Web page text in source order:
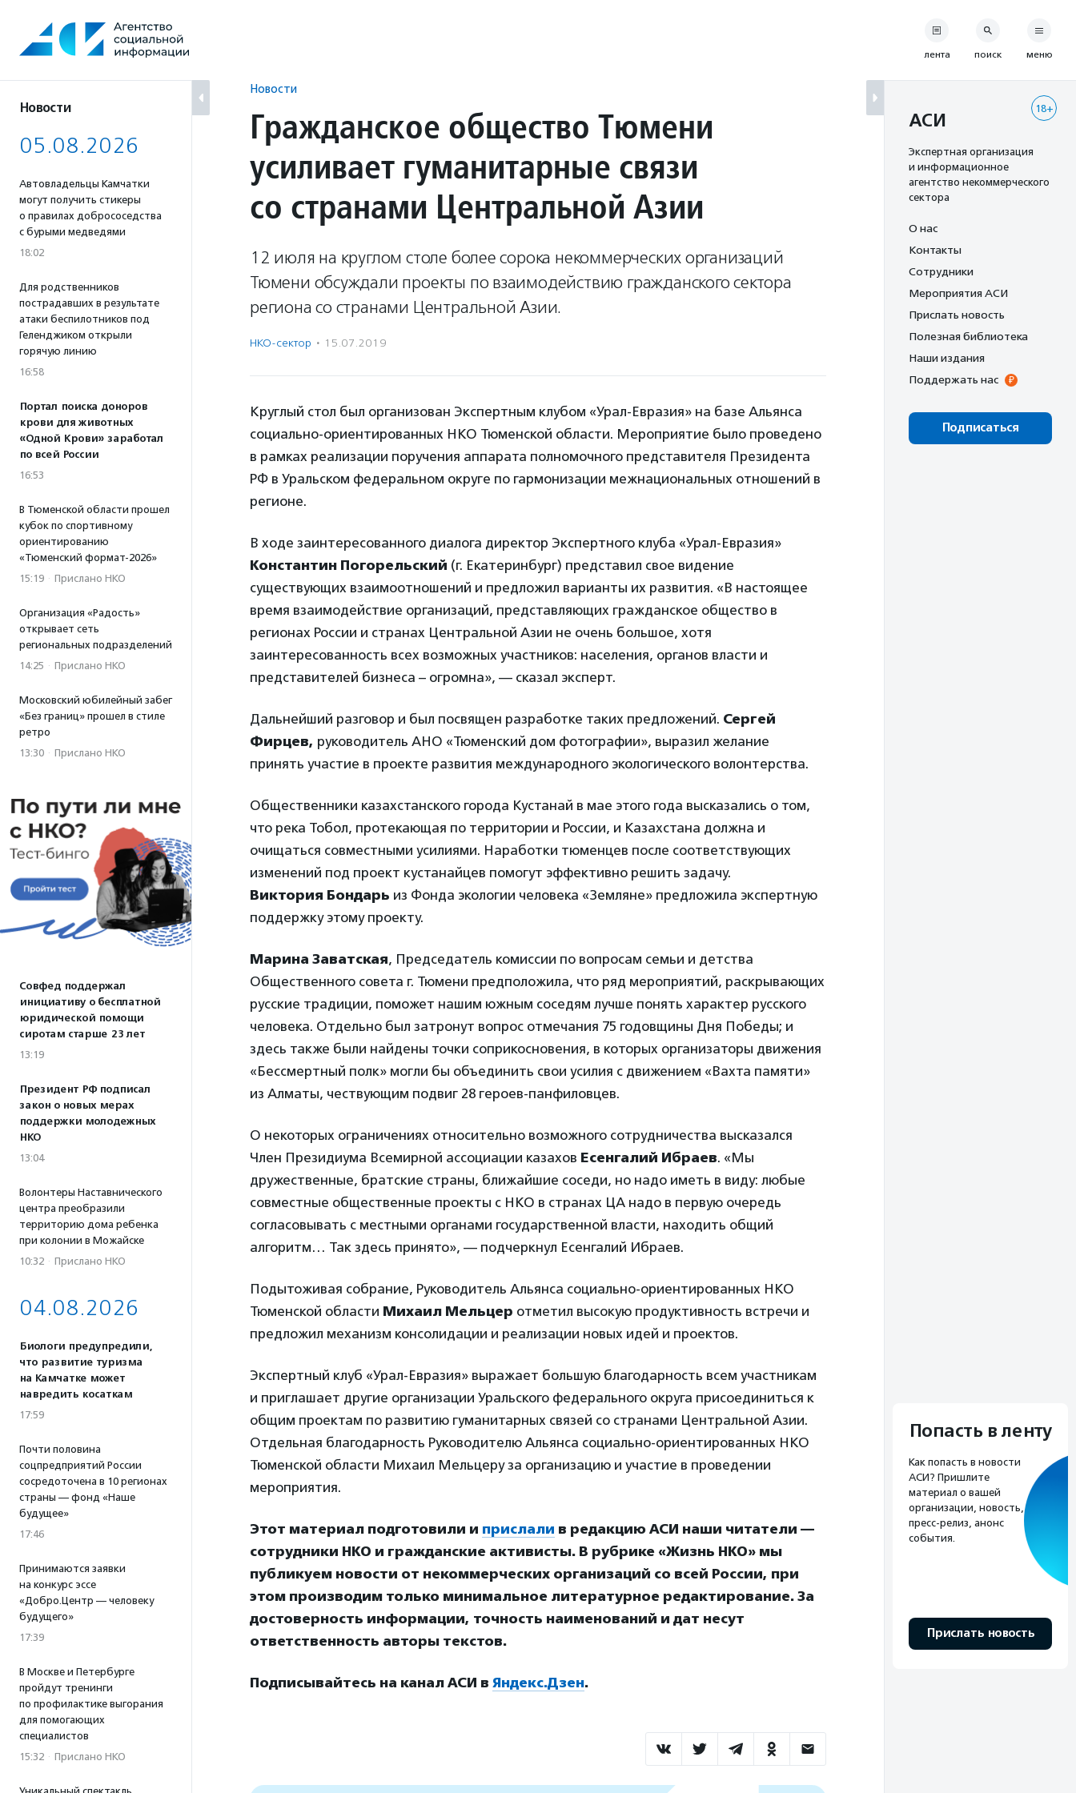
содержанию
Новости
05.08.2026
Автовладельцы Камчатки
могут получить стикеры
о правилах добрососедства
с бурыми медведями
18:02
Для родственников
пострадавших в результате
атаки беспилотников под
Геленджиком открыли
горячую линию
16:58
Портал поиска доноров
крови для животных
«Одной Крови» заработал
по всей России
16:53
В Тюменской области прошел
кубок по спортивному
ориентированию
«Тюменский формат-2026»
15:19 · Прислано НКО
Организация «Радость»
открывает сеть
региональных подразделений
14:25 · Прислано НКО
Московский юбилейный забег
«Без границ» прошел в стиле
ретро
13:30 · Прислано НКО
Совфед поддержал
инициативу о бесплатной
юридической помощи
сиротам старше 23 лет
13:19
Президент РФ подписал
закон о новых мерах
поддержки молодежных
НКО
13:04
Волонтеры Наставнического
центра преобразили
территорию дома ребенка
при колонии в Можайске
10:32 · Прислано НКО
04.08.2026
Биологи предупредили,
что развитие туризма
на Камчатке может
навредить косаткам
17:59
Почти половина
соцпредприятий России
сосредоточена в 10 регионах
страны — фонд «Наше
будущее»
17:46
Принимаются заявки
на конкурс эссе
«Добро.Центр — человеку
будущего»
17:39
В Москве и Петербурге
пройдут тренинги
по профилактике выгорания
для помогающих
специалистов
15:32 · Прислано НКО
Новости
Гражданское общество Тюмени
усиливает гуманитарные связи
со странами Центральной Азии
12 июля на круглом столе более сорока некоммерческих организаций
Тюмени обсуждали проекты по взаимодействию гражданского сектора
региона со странами Центральной Азии.
НКО-сектор · 15.07.2019
Круглый стол был организован Экспертным клубом «Урал-Евразия» на базе Альянса
социально-ориентированных НКО Тюменской области. Мероприятие было проведено
в рамках реализации поручения аппарата полномочного представителя Президента
РФ в Уральском федеральном округе по гармонизации межнациональных отношений в
регионе.
В ходе заинтересованного диалога директор Экспертного клуба «Урал-Евразия»
Константин Погорельский (г. Екатеринбург) представил свое видение
существующих взаимоотношений и предложил варианты их развития. «В настоящее
время взаимодействие организаций, представляющих гражданское общество в
регионах России и странах Центральной Азии не очень большое, хотя
заинтересованность всех возможных участников: населения, органов власти и
представителей бизнеса – огромна», — сказал эксперт.
Дальнейший разговор и был посвящен разработке таких предложений. Сергей
Фирцев, руководитель АНО «Тюменский дом фотографии», выразил желание
принять участие в проекте развития международного экологического волонтерства.
Общественники казахстанского города Кустанай в мае этого года высказались о том,
что река Тобол, протекающая по территории и России, и Казахстана должна и
очищаться совместными усилиями. Наработки тюменцев после соответствующих
изменений под проект кустанайцев помогут эффективно решить задачу.
Виктория Бондарь из Фонда экологии человека «Земляне» предложила экспертную
поддержку этому проекту.
Марина Заватская, Председатель комиссии по вопросам семьи и детства
Общественного совета г. Тюмени предположила, что ряд мероприятий, раскрывающих
русские традиции, поможет нашим южным соседям лучше понять характер русского
человека. Отдельно был затронут вопрос отмечания 75 годовщины Дня Победы; и
здесь также были найдены точки соприкосновения, в которых организаторы движения
«Бессмертный полк» могли бы объединить свои усилия с движением «Вахта памяти»
из Алматы, чествующим подвиг 28 героев-панфиловцев.
О некоторых ограничениях относительно возможного сотрудничества высказался
Член Президиума Всемирной ассоциации казахов Есенгалий Ибраев. «Мы
дружественные, братские страны, ближайшие соседи, но надо иметь в виду: любые
совместные общественные проекты с НКО в странах ЦА надо в первую очередь
согласовывать с местными органами государственной власти, находить общий
алгоритм… Так здесь принято», — подчеркнул Есенгалий Ибраев.
Подытоживая собрание, Руководитель Альянса социально-ориентированных НКО
Тюменской области Михаил Мельцер отметил высокую продуктивность встречи и
предложил механизм консолидации и реализации новых идей и проектов.
Экспертный клуб «Урал-Евразия» выражает большую благодарность всем участникам
и приглашает другие организации Уральского федерального округа присоединиться к
общим проектам по развитию гуманитарных связей со странами Центральной Азии.
Отдельная благодарность Руководителю Альянса социально-ориентированных НКО
Тюменской области Михаил Мельцеру за организацию и участие в проведении
мероприятия.
Этот материал подготовили и прислали в редакцию АСИ наши читатели —
сотрудники НКО и гражданские активисты. В рубрике «Жизнь НКО» мы
публикуем новости от некоммерческих организаций со всей России, при
этом производим только минимальное литературное редактирование. За
достоверность информации, точность наименований и дат несут
ответственность авторы текстов.
Подписывайтесь на канал АСИ в Яндекс.Дзен.
лента поиск меню
18+
АСИ
Экспертная организация
и информационное
агентство некоммерческого
сектора
О нас
Контакты
Сотрудники
Мероприятия АСИ
Прислать новость
Полезная библиотека
Наши издания
Поддержать нас
Подписаться
Попасть в ленту
Как попасть в новости
АСИ? Пришлите
материал о вашей
организации, новость,
пресс-релиз, анонс
события.
Прислать новость